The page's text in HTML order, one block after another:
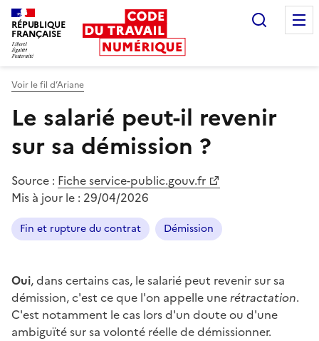
RÉPUBLIQUE
FRANÇAISE
Voir le fil d’Ariane
Le salarié peut-il revenir
sur sa démission ?
Source : Fiche service-public.gouv.fr
Mis à jour le : 29/04/2026
Fin et rupture du contrat Démission
Oui, dans certains cas, le salarié peut revenir sur sa
démission, c'est ce que l'on appelle unerétractation.
C'est notamment le cas lors d'un doute ou d'une
ambiguïté sur sa volonté réelle de démissionner.